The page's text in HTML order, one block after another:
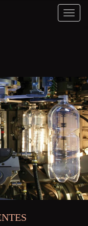
Toggle